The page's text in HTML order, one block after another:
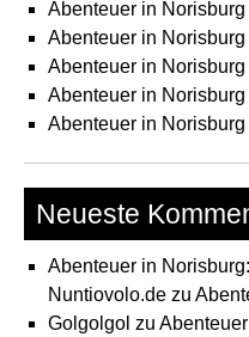
Abenteuer in
Abenteuer in
Abenteuer in
Abenteuer in
Abenteuer in
Neueste
Abenteuer in
Nuntiovolo.de zu
Golgolgol zu